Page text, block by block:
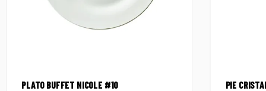
PLATO BUFFET NICOLE #10 PIE